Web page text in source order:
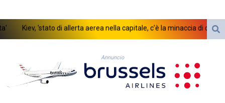
ARS 1724.882575
AUD 1.635501
AZN 1.97002
BAM 1.961391
BBD 2.328337
BDT 143.102254
Kiev, 'stato di allerta aerea nella capitale, c'è la minaccia di droni
Annuncio